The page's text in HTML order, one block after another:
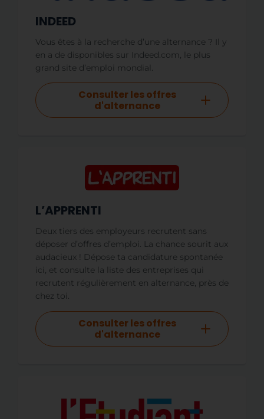
INDEED
Vous êtes à la recherche d’une alternance ? Il y
en a de disponibles sur Indeed.com, le plus
grand site d’emploi mondial.
Consulter les offres
d'alternance
L’APPRENTI
Deux tiers des employeurs recrutent sans
déposer d’offres d’emploi. La chance sourit aux
audacieux ! Dépose ta candidature spontanée
ici, et consulte la liste des entreprises qui
recrutent régulièrement en alternance, près de
chez toi.
Consulter les offres
d'alternance